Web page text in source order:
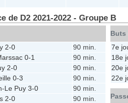
de D2 2021-2022 - Groupe B
2-0
90 min.
0-1
90 min.
2-0
90 min.
0-3
90 min.
-Le Puy 3-0
90 min.
2-0
90 min.
Buts
7e
18e
20e
22e